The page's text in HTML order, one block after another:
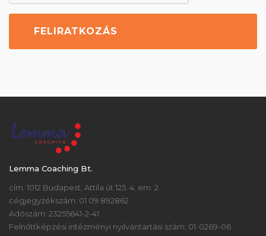
Lemma Coaching Bt.
cím: 1012 Budapest, Attila út 125. 4. em. 2.
cégjegyzékszám: 01 09 892862
Adószám: 23255641-2-41
Felnőttképzési intézményi nyilvántartási szám: 01-0269-06